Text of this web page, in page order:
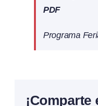
PDF
Programa